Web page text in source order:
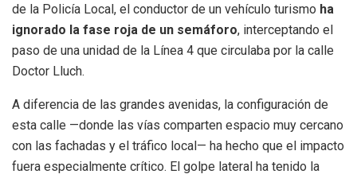
de la Policía Local, el conductor de un vehículo turismo ha
ignorado la fase roja de un semáforo, interceptando el
paso de una unidad de la Línea 4 que circulaba por la calle
Doctor Lluch.
A diferencia de las grandes avenidas, la configuración de
esta calle —donde las vías comparten espacio muy cercano
con las fachadas y el tráfico local— ha hecho que el impacto
fuera especialmente crítico. El golpe lateral ha tenido la